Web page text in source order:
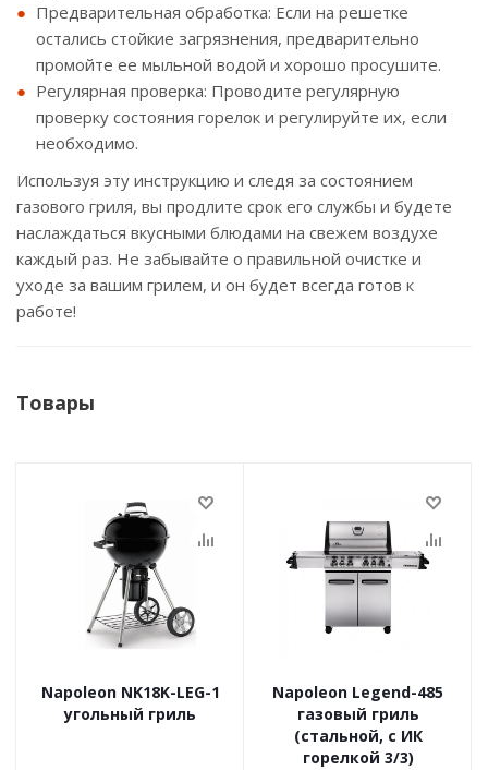
Предварительная обработка: Если на решетке
остались стойкие загрязнения, предварительно
промойте ее мыльной водой и хорошо просушите.
Регулярная проверка: Проводите регулярную
проверку состояния горелок и регулируйте их, если
необходимо.
Используя эту инструкцию и следя за состоянием
газового гриля, вы продлите срок его службы и будете
наслаждаться вкусными блюдами на свежем воздухе
каждый раз. Не забывайте о правильной очистке и
уходе за вашим грилем, и он будет всегда готов к
работе!
Товары
Napoleon NK18K-LEG-1
угольный гриль
Napoleon Legend-485
газовый гриль
(стальной, с ИК
горелкой 3/3)